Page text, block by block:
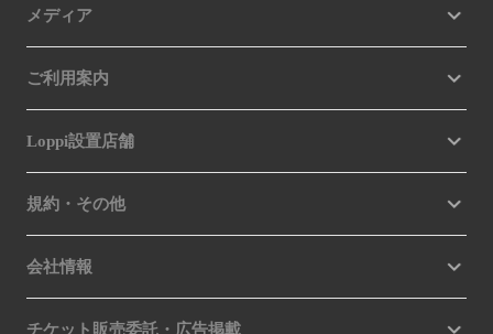
メディア
ご利用案内
Loppi設置店舗
規約・その他
会社情報
チケット販売委託・広告掲載